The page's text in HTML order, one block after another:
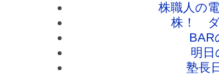
株職人の
株！ ダ
BAR
明日
塾長